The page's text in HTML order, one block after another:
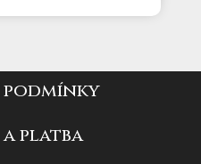
a platba